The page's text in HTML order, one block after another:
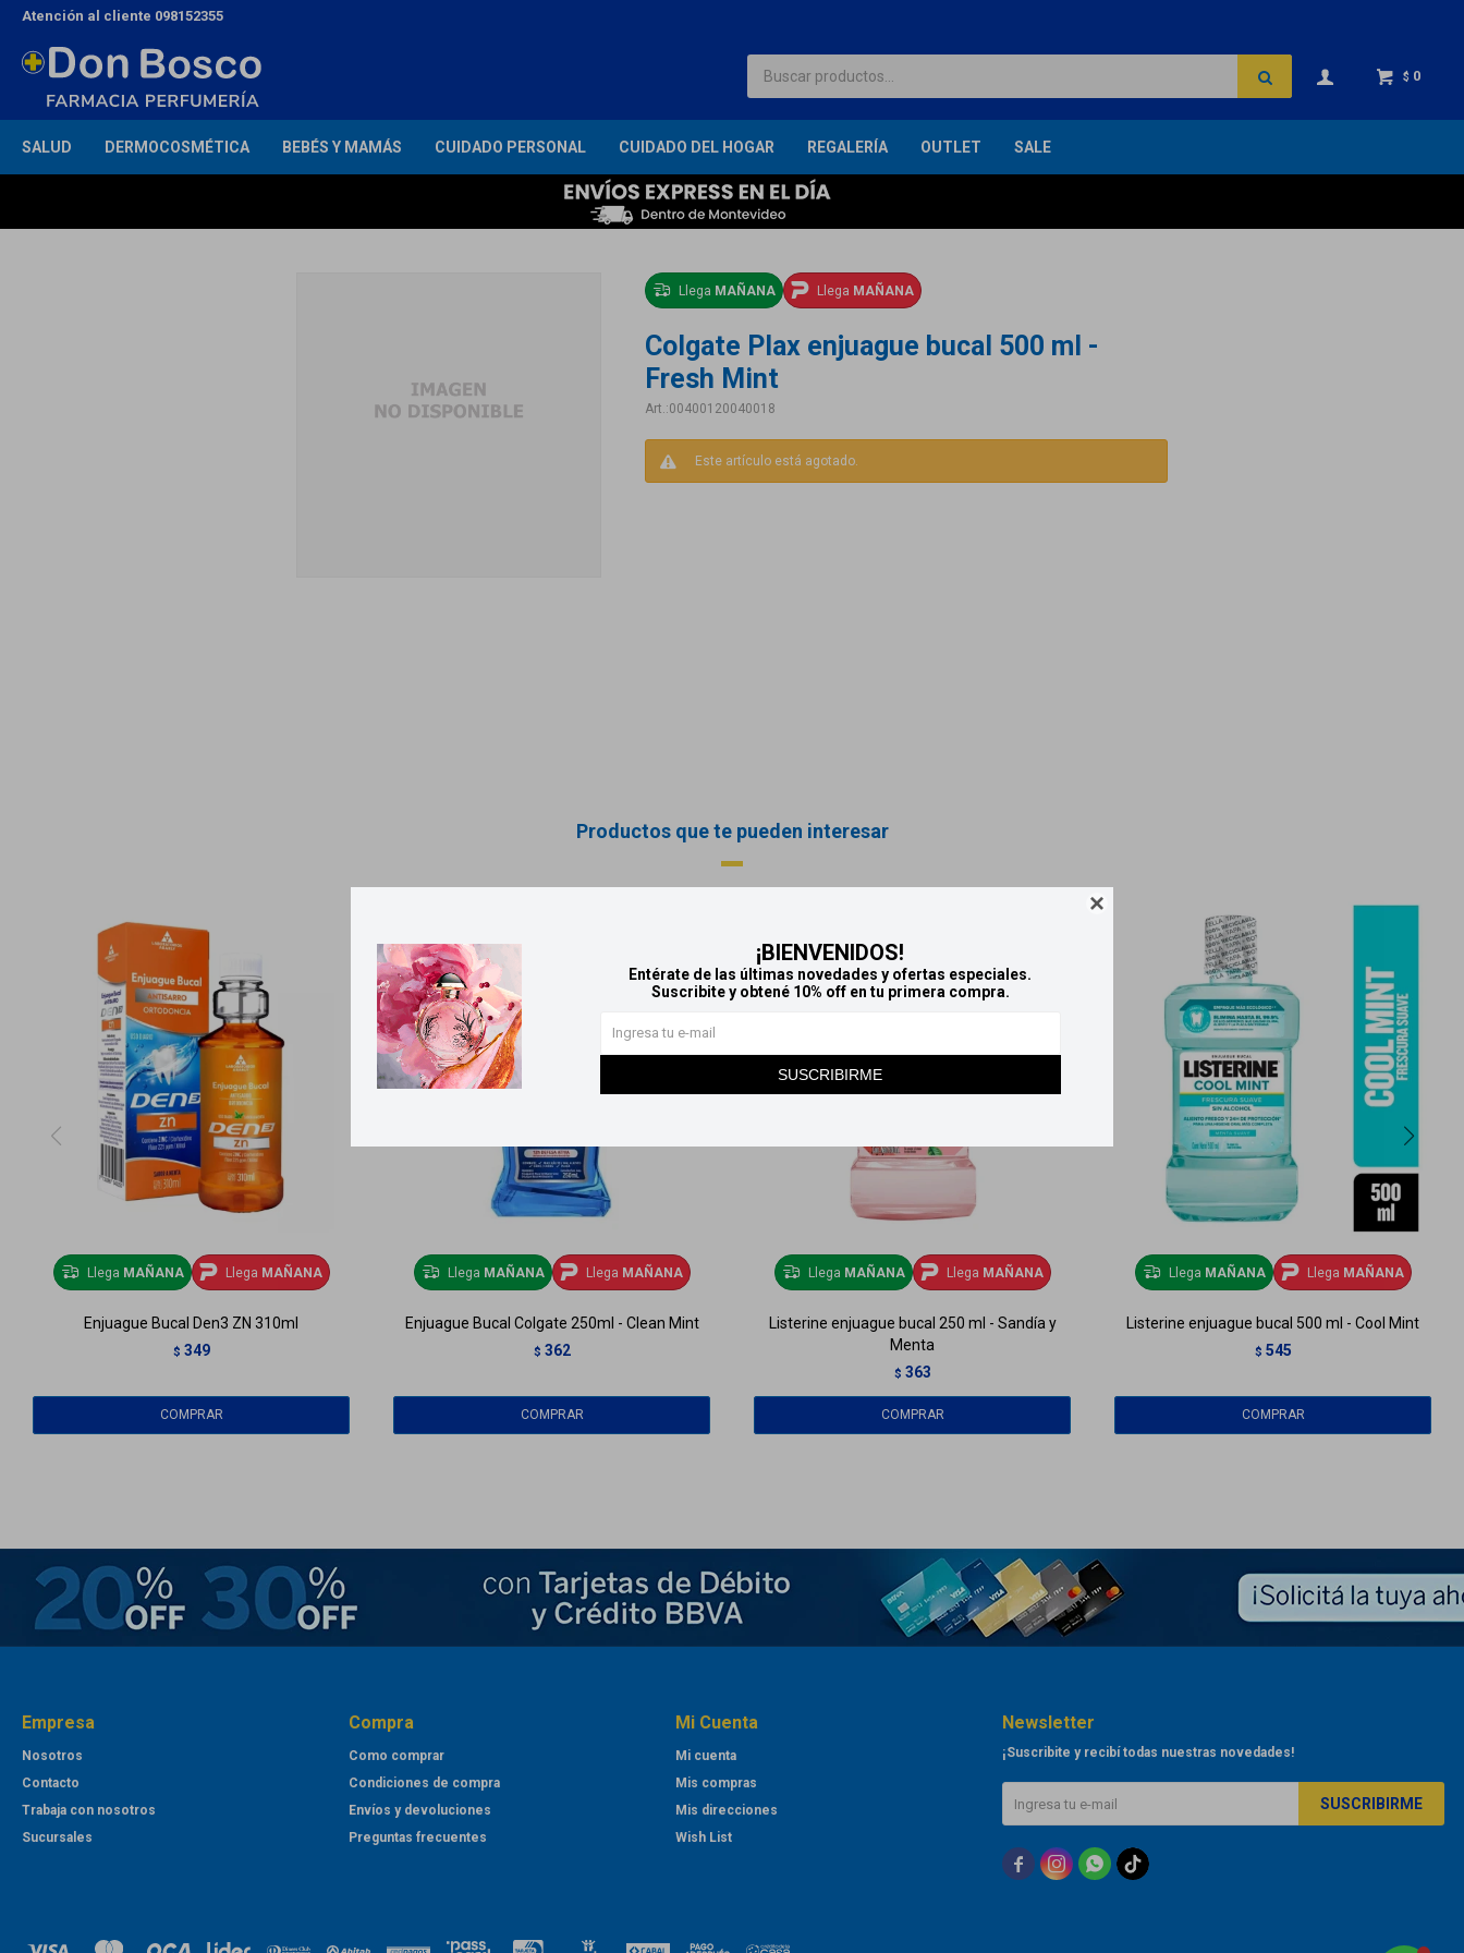

¡BIENVENIDOS!
Entérate de las últimas novedades y ofertas especiales.
Suscribite y obtené 10% off en tu primera compra.
SUSCRIBIRME
SALUD DERMOCOSMÉTICA BEBÉS Y MAMÁS CUIDADO PERSONAL CUIDADO DEL HOGAR REGALERÍA OUTLET SALE
$ 0
Atención al cliente 098152355
Llega MAÑANA Llega MAÑANA
Colgate Plax enjuague bucal 500 ml -
Fresh Mint
00400120040018
Este artículo está agotado.
Productos que te pueden interesar
Llega MAÑANA Llega MAÑANA
Enjuague Bucal Den3 ZN 310ml
$ 349
Llega MAÑANA Llega MAÑANA
Enjuague Bucal Colgate 250ml - Clean Mint
$ 362
Llega MAÑANA Llega MAÑANA
Listerine enjuague bucal 250 ml - Sandía y
Menta
$ 363
Llega MAÑANA Llega MAÑANA
Listerine enjuague bucal 500 ml - Cool Mint
$ 545
Empresa
Nosotros
Contacto
Trabaja con nosotros
Sucursales
Compra
Como comprar
Condiciones de compra
Envíos y devoluciones
Preguntas frecuentes
Mi Cuenta
Mi cuenta
Mis compras
Mis direcciones
Wish List
Newsletter
¡Suscribite y recibí todas nuestras novedades!
SUSCRIBIRME
  